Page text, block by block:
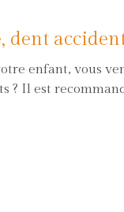
dent
enfant, vous
? Il est